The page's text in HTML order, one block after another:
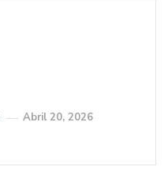
Abril 20, 2026